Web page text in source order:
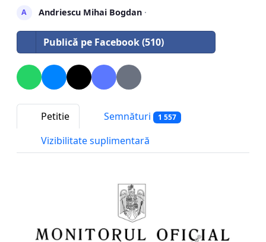
A Andriescu Mihai Bogdan·
Publică pe Facebook (510)
Petitie Semnături 1 557
Vizibilitate suplimentară